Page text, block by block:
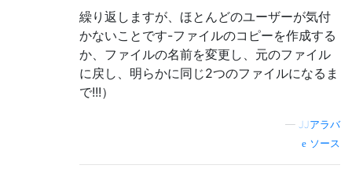
繰り返しますが、ほとんどのユーザーが気付
かないことです-ファイルのコピーを作成する
か、ファイルの名前を変更し、元のファイル
に戻し、明らかに同じ2つのファイルになるま
で!!!）
— JJアラバ
ソース